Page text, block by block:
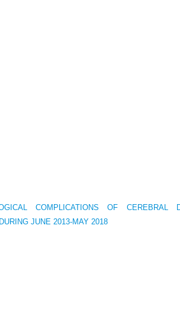
COMPLICATIONS OF CEREBRAL
JUNE 2013-MAY 2018